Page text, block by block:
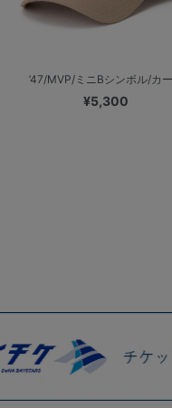
’47/MVP/ミニBシンボル/カ
¥5,300